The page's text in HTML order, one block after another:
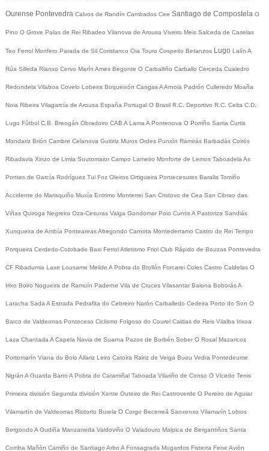
Ourense Pontevedra Calvos de Randín Cambados Cee Santiago de Compostela O
Pino O Grove Palas de Rei Ribadeo Vilanova de Arousa Viveiro Meis Salceda de Caselas
Teo Ferrol Monfero Parada de Sil Coristanco Oia Touro Cospeito Betanzos Lugo Lalín A
Rúa Silleda Rianxo Cervo Marín Ames Begonte O Carballiño Carballo Cerceda Cualedro
Redondela Vilaboa Covelo Lobeira Boqueixón CangasA Arnoia Padrón Culleredo Moaña
Noia Ribeira Vilagarcía de Arousa España Portugal O Brasil R.C. Deportivo R.C. Celta C.D.
Lugo Fútbol C.B. Breogán Obradoiro CAB A Lama A Pontenova O Porriño Sarria Curtis
Mondariz Brión Cambre Celanova Guitiriz Muros Ordes Punxín Ramirás Barbadás Coirós
Ribadavia Xinzo de Limia Soutomaior Campo Lameiro Monforte de Lemos Taboadela As
Pontes de García Rodríguez Tui Foz Oleiros Ortigueira Pontecesures Baralla Tomiño
Accidente do Marisquiño Muxía Entrimo Monterrei San Cristovo de Cea San Cibrao das
Viñas Quiroga Negreira Oza-Cesuras Valga Gondomar Poio CuntisA Pastoriza Sandiás
Xunqueira de Ambía PonteareasAbegondo Carnota Montederramo Castro de Rei Tempo
Porqueira Cerdedo-Cotobade Baxi FerrolAtletismo Friol Club Rápido de Bouzas Pontevedra
CF Ribadumia Laxe Lousame Melide A Pobra do Brollón Forcarei Coles Castro Caldelas O
Irixo Boiro Nogueira de Ramuín Paderne Vila de Cruces Vilasantar Baiona BoborásA
Laracha Sada A Estrada Pedrafita do Cebreiro Narón Carballedo Cedeira Porto do Son O
Barco de Valdeorras Ponteceso Ciclismo Folgoso do Courel Caldas de Reis Vilalba Irixoa
Laza Chantada A Capela Navia de Suarna Pazos de Borbén Sober O Rosal Mazaricos
Portomarín Viana do Bolo Allariz Leiro Catoira Rairiz de Veiga Bueu Vedra Pontedeume
Nigrán A Guarda Barro A Pobra do Caramiñal Taboada Vilariño de Conso O Vicedo Tenis
Primeira división Segunda división Xente Outeiro de Rei Castroverde O Pereiro de Aguiar
Vilamartín de Valdeorras Riotorto Burela O Corgo Becerreá Sanxenxo Vilamarín Lobios
Bergondo A Gudiña Manzaneda Valdoviño O Valadouro Malpica de Bergantiños Santa
Comba Mañón Camiño de Santiago Arbo A Fonsagrada Mugardos Fisterra Fene Avión